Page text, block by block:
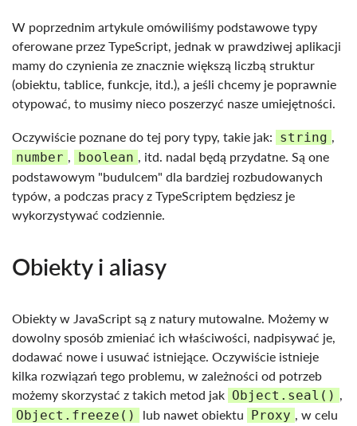
W poprzednim artykule omówiliśmy podstawowe typy
oferowane przez TypeScript, jednak w prawdziwej aplikacji
mamy do czynienia ze znacznie większą liczbą struktur
(obiektu, tablice, funkcje, itd.), a jeśli chcemy je poprawnie
otypować, to musimy nieco poszerzyć nasze umiejętności.
Oczywiście poznane do tej pory typy, takie jak: string ,
number , boolean , itd. nadal będą przydatne. Są one
podstawowym "budulcem" dla bardziej rozbudowanych
typów, a podczas pracy z TypeScriptem będziesz je
wykorzystywać codziennie.
Obiekty i aliasy
Obiekty w JavaScript są z natury mutowalne. Możemy w
dowolny sposób zmieniać ich właściwości, nadpisywać je,
dodawać nowe i usuwać istniejące. Oczywiście istnieje
kilka rozwiązań tego problemu, w zależności od potrzeb
możemy skorzystać z takich metod jak Object.seal() ,
Object.freeze()
lub nawet obiektu Proxy , w celu